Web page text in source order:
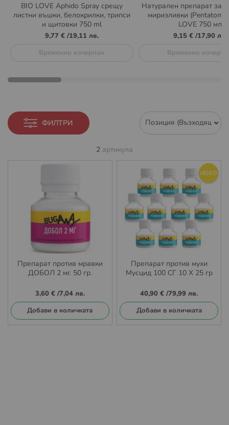
BIO LOVE Aphido Spray срещу
листни въшки, белокрилки, трипси
и щитовки 750 ml
9,77 €/19,11 лв.
Временно изчерпан
Натурален препарат за
миризливки
LOVE 750 мл
9,15 €/17,90 лв.
Временно
ФИЛТРИ
2 артикула
Препарат против мравки
ДОБОЛ 2 мг. 50 гр.
3,60 €/7,04 лв.
Добави в количката
НОВО
Препарат против мухи
Мусцид 100 СГ 10 X 25 гр
40,90 € /79,99 лв.
Добави в количката